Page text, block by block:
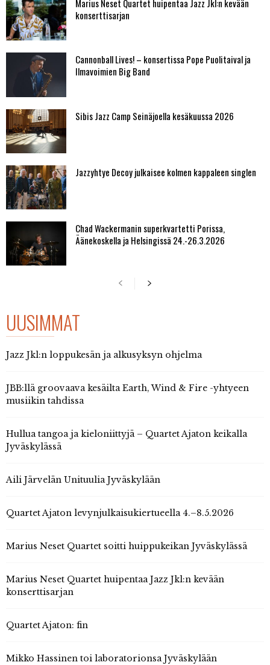
Marius Neset Quartet huipentaa Jazz Jkl:n kevään
konserttisarjan
Cannonball Lives! – konsertissa Pope Puolitaival ja
Ilmavoimien Big Band
Sibis Jazz Camp Seinäjoella kesäkuussa 2026
Jazzyhtye Decoy julkaisee kolmen kappaleen singlen
Chad Wackermanin superkvartetti Porissa,
Äänekoskella ja Helsingissä 24.-26.3.2026
UUSIMMAT
Jazz Jkl:n loppukesän ja alkusyksyn ohjelma
JBB:llä groovaava kesäilta Earth, Wind & Fire -yhtyeen
musiikin tahdissa
Hullua tangoa ja kieloniittyjä – Quartet Ajaton keikalla
Jyväskylässä
Aili Järvelän Unituulia Jyväskylään
Quartet Ajaton levynjulkaisukiertueella 4.–8.5.2026
Marius Neset Quartet soitti huippukeikan Jyväskylässä
Marius Neset Quartet huipentaa Jazz Jkl:n kevään
konserttisarjan
Quartet Ajaton: fin
Mikko Hassinen toi laboratorionsa Jyväskylään